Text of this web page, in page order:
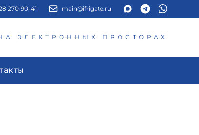
270-90-41 main@ifrigate.ru
ЭЛЕКТРОННЫХ ПРОСТОРАХ